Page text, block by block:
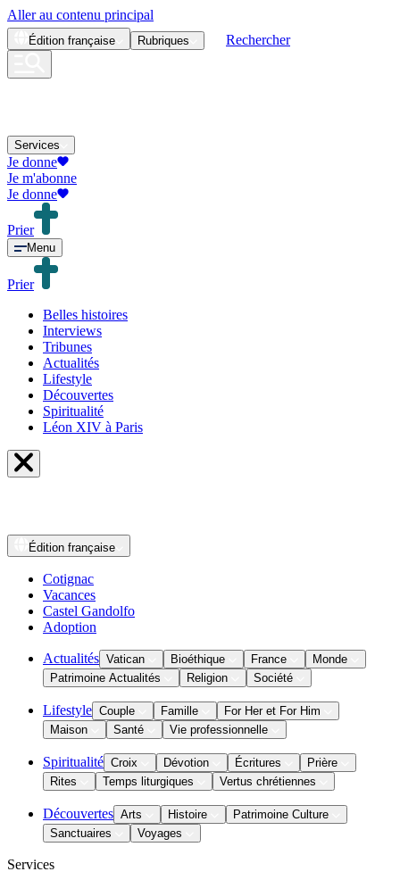
Aller au contenu principal
Édition française Rubriques Rechercher
Services
Je donne
Je m'abonne
Je donne
Prier
Menu
Prier
Belles histoires
Interviews
Tribunes
Actualités
Lifestyle
Découvertes
Spiritualité
Léon XIV à Paris
Édition française
Cotignac
Vacances
Castel Gandolfo
Adoption
Actualités Vatican Bioéthique France
Monde
Patrimoine Actualités
Religion Société
Lifestyle Couple Famille
For Her et For Him
Maison
Santé Vie professionnelle
Spiritualité Croix Dévotion Écritures
Prière
Rites
Temps liturgiques Vertus chrétiennes
Découvertes Arts Histoire
Patrimoine Culture
Sanctuaires
Voyages
Services